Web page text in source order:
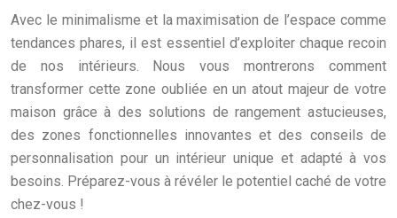
Avec le minimalisme et la maximisation de l’espace comme
tendances phares, il est essentiel d’exploiter chaque recoin
de nos intérieurs. Nous vous montrerons comment
transformer cette zone oubliée en un atout majeur de votre
maison grâce à des solutions de rangement astucieuses,
des zones fonctionnelles innovantes et des conseils de
personnalisation pour un intérieur unique et adapté à vos
besoins. Préparez-vous à révéler le potentiel caché de votre
chez-vous !